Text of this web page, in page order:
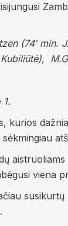
(74′
1.
kurios
viena